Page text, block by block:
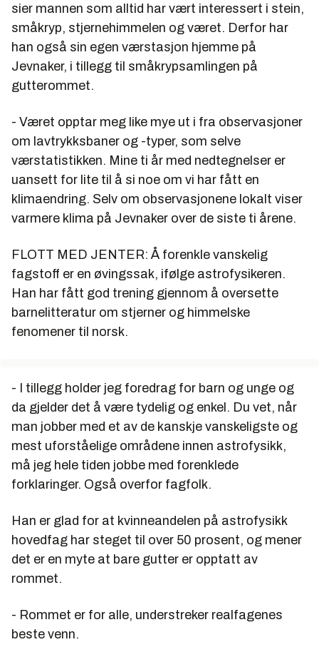
sier mannen som alltid har vært interessert i stein,
småkryp, stjernehimmelen og været. Derfor har
han også sin egen værstasjon hjemme på
Jevnaker, i tillegg til småkrypsamlingen på
gutterommet.
- Været opptar meg like mye ut i fra observasjoner
om lavtrykksbaner og -typer, som selve
værstatistikken. Mine ti år med nedtegnelser er
uansett for lite til å si noe om vi har fått en
klimaendring. Selv om observasjonene lokalt viser
varmere klima på Jevnaker over de siste ti årene.
FLOTT MED JENTER: Å forenkle vanskelig
fagstoff er en øvingssak, ifølge astrofysikeren.
Han har fått god trening gjennom å oversette
barnelitteratur om stjerner og himmelske
fenomener til norsk.
- I tillegg holder jeg foredrag for barn og unge og
da gjelder det å være tydelig og enkel. Du vet, når
man jobber med et av de kanskje vanskeligste og
mest uforståelige områdene innen astrofysikk,
må jeg hele tiden jobbe med forenklede
forklaringer. Også overfor fagfolk.
Han er glad for at kvinneandelen på astrofysikk
hovedfag har steget til over 50 prosent, og mener
det er en myte at bare gutter er opptatt av
rommet.
- Rommet er for alle, understreker realfagenes
beste venn.